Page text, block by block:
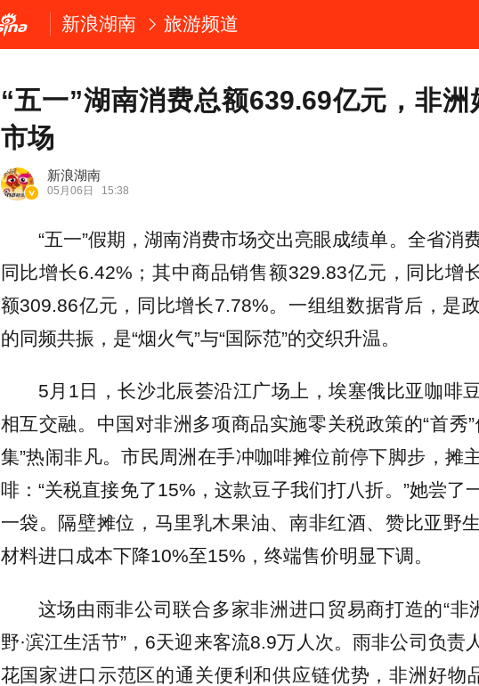
新浪湖南 旅游频道
“五一”湖南消费总额639.69亿元，非洲
市场
新浪湖南
05月06日 15:38
“五一”假期，湖南消费市场交出亮眼成绩单。全省消
同比增长6.42%；其中商品销售额329.83亿元，同比增
额309.86亿元，同比增长7.78%。一组组数据背后，是
的同频共振，是“烟火气”与“国际范”的交织升温。
5月1日，长沙北辰荟沿江广场上，埃塞俄比亚咖啡
相互交融。中国对非洲多项商品实施零关税政策的“首秀
集”热闹非凡。市民周洲在手冲咖啡摊位前停下脚步，摊
啡：“关税直接免了15%，这款豆子我们打八折。”她尝了
一袋。隔壁摊位，马里乳木果油、南非红酒、赞比亚野
材料进口成本下降10%至15%，终端售价明显下调。
这场由雨非公司联合多家非洲进口贸易商打造的“
野·滨江生活节”，6天迎来客流8.9万人次。雨非公司负责
花国家进口示范区的通关便利和供应链优势，非洲好物